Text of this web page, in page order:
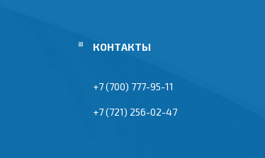
+7 (700) 777-95-11
+7 (721) 256-02-47